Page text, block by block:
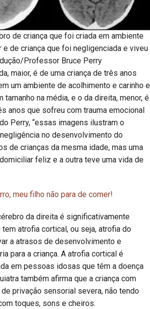
de criança que foi criada em ambiente
e de criança que foi negligenciada e viveu
Professor Bruce Perry
maior, é de uma criança de três anos
um ambiente de acolhimento e carinho e
tamanho na média, e o da direita, menor, é
anos que sofreu com trauma emocional
Perry, “essas imagens ilustram o
no desenvolvimento do
de crianças da mesma idade, mas uma
feliz e a outra teve uma vida de
meu filho não para de comer!
da direita é significativamente
atrofia cortical, ou seja, atrofia do
a atrasos de desenvolvimento e
para a criança. A atrofia cortical é
em pessoas idosas que têm a doença
também afirma que a criança com
privação sensorial severa, não tendo
toques, sons e cheiros.